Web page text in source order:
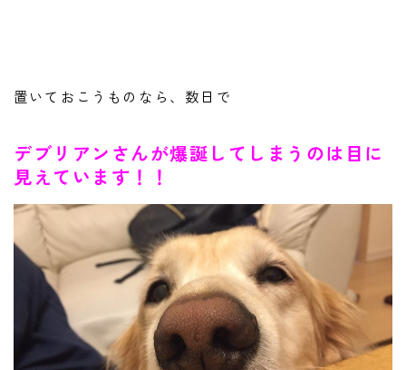
置いておこうものなら、数日で
デブリアンさんが爆誕してしまうのは目に
見えています！！